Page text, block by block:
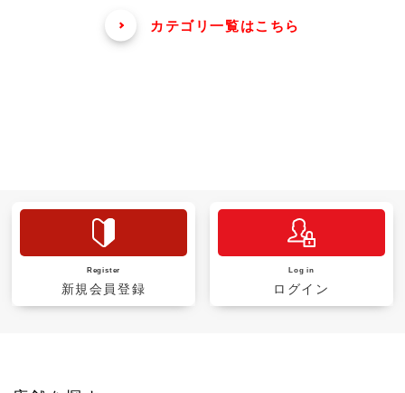
カテゴリ一覧はこちら
Register
新規会員登録
Log in
ログイン